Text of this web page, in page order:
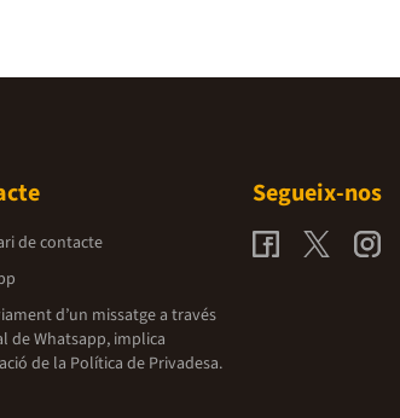
de contacte
d’un missatge a través
de Whatsapp, implica
de la Política de Privadesa.
Segueix-nos